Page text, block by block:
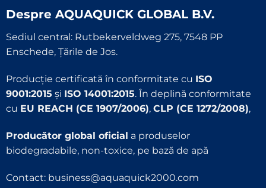
Despre AQUAQUICK GLOBAL B.V.
Sediul central: Rutbekerveldweg 275, 7548 PP
Enschede, Țările de Jos.
Producție certificată în conformitate cu ISO
9001:2015 și ISO 14001:2015. În deplină conformitate
cu EU REACH (CE 1907/2006), CLP (CE 1272/2008),
Producător global oficial a produselor
biodegradabile, non-toxice, pe bază de apă
Contact: business@aquaquick2000.com